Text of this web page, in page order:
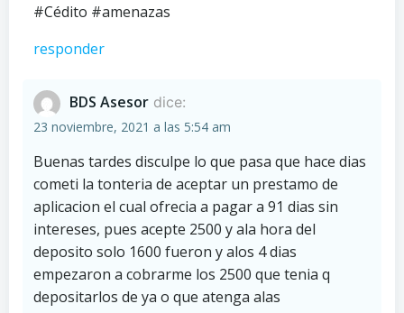
#Cédito #amenazas
responder
BDS Asesor dice:
23 noviembre, 2021 a las 5:54 am
Buenas tardes disculpe lo que pasa que hace dias
cometi la tonteria de aceptar un prestamo de
aplicacion el cual ofrecia a pagar a 91 dias sin
intereses, pues acepte 2500 y ala hora del
deposito solo 1600 fueron y alos 4 dias
empezaron a cobrarme los 2500 que tenia q
depositarlos de ya o que atenga alas